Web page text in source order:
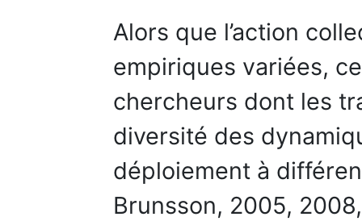
Alors que l’action
empiriques variées,
chercheurs dont les
diversité des
déploiement à
Brunsson, 2005,